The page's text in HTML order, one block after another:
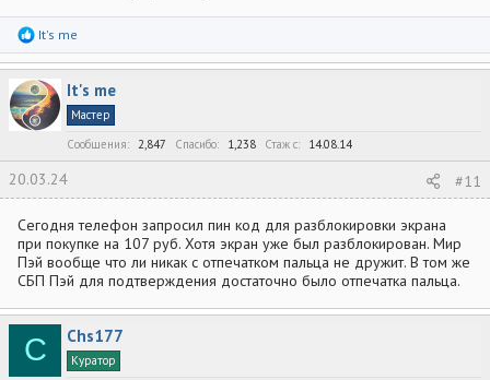
Р
а
к
ц
и
и
It's me
It's me
Мастер
Сообщения
2,847 Спасибо 1,238 Стаж c 14.08.14
20.03.24 #11
Сегодня телефон запросил пин код для разблокировки экрана
при покупке на 107 руб. Хотя экран уже был разблокирован. Мир
Пэй вообще что ли никак с отпечатком пальца не дружит. В том же
СБП Пэй для подтверждения достаточно было отпечатка пальца.
C Chs177
Куратор